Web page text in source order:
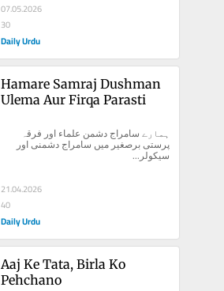
07.05.2026
30
Daily Urdu
Hamare Samraj Dushman
Ulema Aur Firqa Parasti
پرستی برصغیر میں سامراج دشمنی اور
سیکولر...
21.04.2026
40
Daily Urdu
Aaj Ke Tata, Birla Ko
Pehchano